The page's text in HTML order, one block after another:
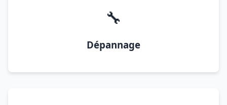
🔧
Dépannage